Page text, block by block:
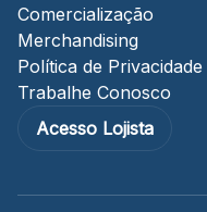
Comercialização
Merchandising
Política de Privacidade
Trabalhe Conosco
Acesso Lojista